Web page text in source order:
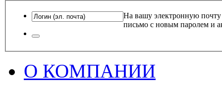
На вашу электронную почту
письмо с новым паролем и
О КОМПАНИИ